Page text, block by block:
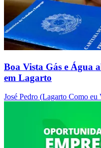
Boa Vista Gás e Água
em Lagarto
José Pedro (Lagarto Como eu